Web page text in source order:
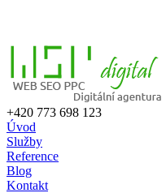
+420 773 698 123
Úvod
Služby
Reference
Blog
Kontakt